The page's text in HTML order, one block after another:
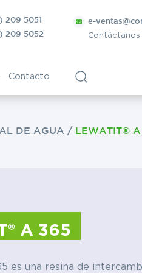
209 5051
209 5052
e-
Contáctanos
Vitivinícola
metálicas
de Trabajo
Contacto
DE AGUA / LEWATIT®
A 365
es una resina de